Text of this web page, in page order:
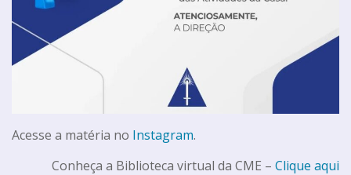
Acesse a matéria no Instagram.
Conheça a Biblioteca virtual da CME – Clique aqui